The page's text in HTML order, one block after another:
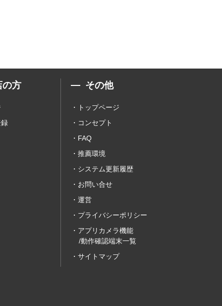
の方 その他
トップページ
コンセプト
FAQ
推薦環境
システム更新履歴
お問い合せ
運営
プライバシーポリシー
アプリカメラ機能
/動作確認端末一覧
サイトマップ